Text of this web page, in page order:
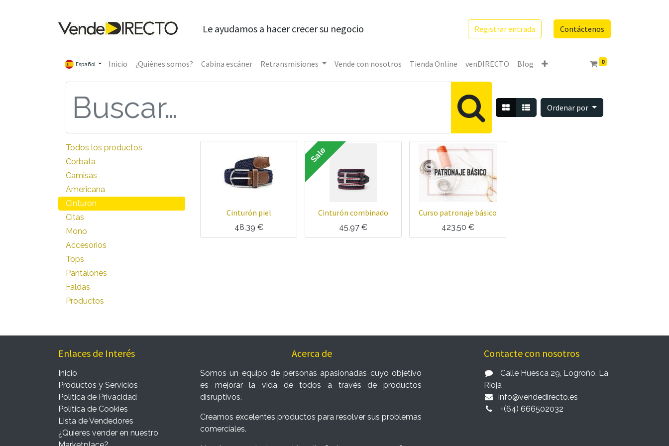
Le ayudamos a hacer crecer su negocio Registrar entrada Contáctenos
Español Inicio ¿Quiénes somos? Cabina escáner Retransmisiones Vende con nosotros Tienda Online venDIRECTO Blog 0
Ordenar por
Todos los productos
Corbata
Camisas
Americana
Cinturon
Citas
Mono
Accesorios
Tops
Pantalones
Faldas
Productos
Cinturón piel
48,39 €
Cinturón combinado
45,97 €
Sale
Curso patronaje básico
423,50 €
Enlaces de Interés
Inicio
Productos y Servicios
Política de Privacidad
Política de Cookies
Lista de Vendedores
¿Quieres vender en nuestro
Acerca de
Somos un equipo de personas apasionadas cuyo objetivo
es mejorar la vida de todos a través de productos
disruptivos.
Creamos excelentes productos para resolver sus problemas
comerciales.
Contacte con nosotros
Calle Huesca 29, Logroño, La
Rioja
info@vendedirecto.es
+(64) 666502032